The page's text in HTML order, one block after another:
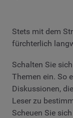
Stets mit dem
fürchterlich
Schalten Sie
Themen ein. So
Diskussionen,
Leser zu
Scheuen Sie